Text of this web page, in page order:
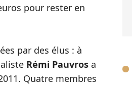
pour rester en
par des élus : à
Rémi Pauvros a
Quatre membres